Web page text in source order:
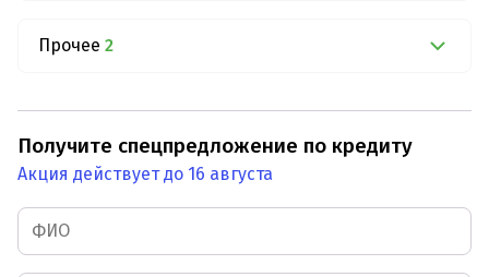
Прочее 2
Получите спецпредложение по кредиту
Акция действует до 16 августа